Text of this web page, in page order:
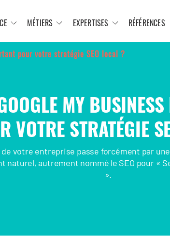
MÉTIERS EXPERTISES RÉFÉRENCES
pour votre stratégie SEO local ?
MY
VOTRE STRATÉGIE
votre entreprise passe forcément par
naturel, autrement nommé le SEO pour «
».